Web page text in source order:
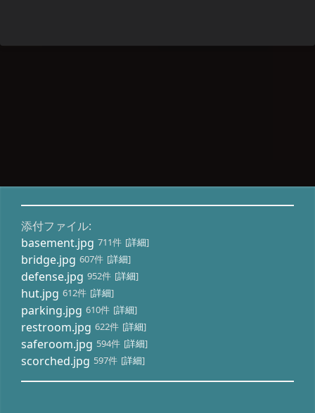
添付ファイル:
basement.jpg 711件 [詳細]
bridge.jpg 607件 [詳細]
defense.jpg 952件 [詳細]
hut.jpg 612件 [詳細]
parking.jpg 610件 [詳細]
restroom.jpg 622件 [詳細]
saferoom.jpg 594件 [詳細]
scorched.jpg 597件 [詳細]